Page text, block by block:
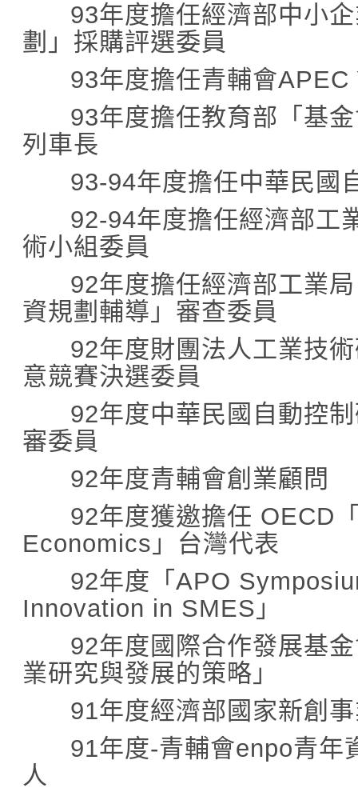
93年度擔任經濟部中小
劃」採購評選委員
93年度擔任青輔會APEC
93年度擔任教育部「基
列車長
93-94年度擔任中華民國
92-94年度擔任經濟部工
術小組委員
92年度擔任經濟部工業
資規劃輔導」審查委員
92年度財團法人工業技
意競賽決選委員
92年度中華民國自動控
審委員
92年度青輔會創業顧問
92年度獲邀擔任 OECD
Economics 」台灣代表
92年度「 APO
Innovation in SMES 」
92年度國際合作發展基
業研究與發展的策略」
91年度經濟部國家新創
91年度-青輔會enpo青年
人